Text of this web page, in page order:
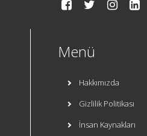
Menü
Hakkımızda
Gizlilik Politikası
İnsan Kaynakları